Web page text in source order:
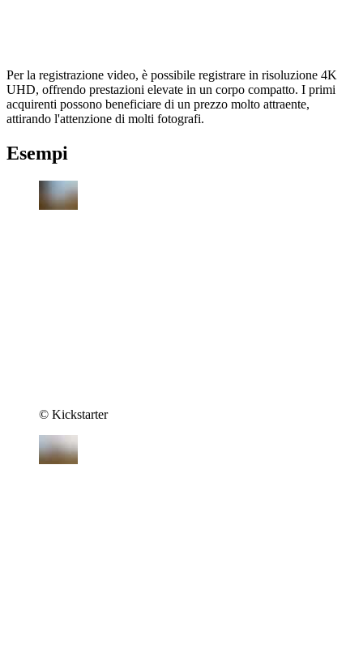
Per la registrazione video, è possibile registrare in risoluzione 4K
UHD, offrendo prestazioni elevate in un corpo compatto. I primi
acquirenti possono beneficiare di un prezzo molto attraente,
attirando l'attenzione di molti fotografi.
Esempi
© Kickstarter